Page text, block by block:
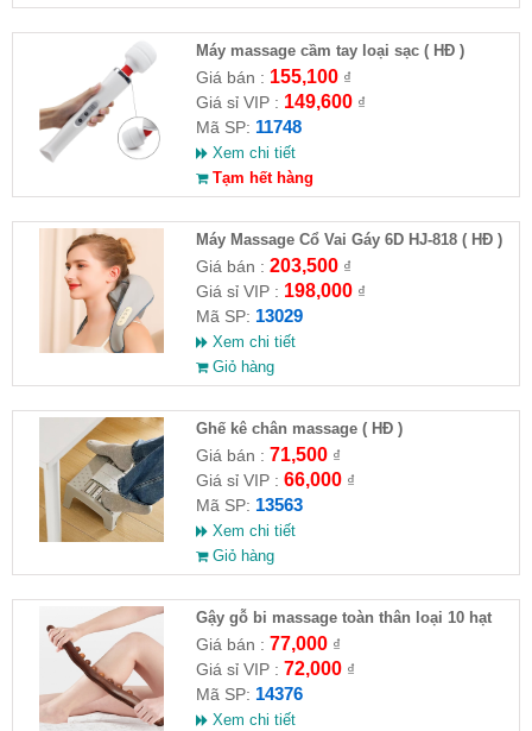
Máy massage cầm tay loại sạc ( HĐ )
Giá bán : 155,100₫
Giá sỉ VIP : 149,600₫
Mã SP: 11748
Xem chi tiết
Tạm hết hàng
Máy Massage Cổ Vai Gáy 6D HJ-818 ( HĐ )
Giá bán : 203,500₫
Giá sỉ VIP : 198,000₫
Mã SP: 13029
Xem chi tiết
Giỏ hàng
Ghế kê chân massage ( HĐ )
Giá bán : 71,500₫
Giá sỉ VIP : 66,000₫
Mã SP: 13563
Xem chi tiết
Giỏ hàng
Gậy gỗ bi massage toàn thân loại 10 hạt
Giá bán : 77,000₫
Giá sỉ VIP : 72,000₫
Mã SP: 14376
Xem chi tiết